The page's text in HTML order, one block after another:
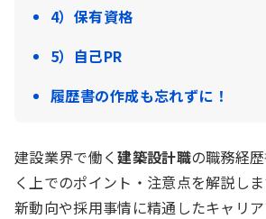
4）保有資格
5）自己PR
履歴書の作成も忘れずに！
建設業界で働く建築設計職の職務経
く上でのポイント・注意点を解説し
新動向や採用事情に精通したキャリ